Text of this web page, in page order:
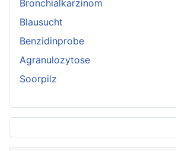
Bronchialkarzinom
Blausucht
Benzidinprobe
Agranulozytose
Soorpilz